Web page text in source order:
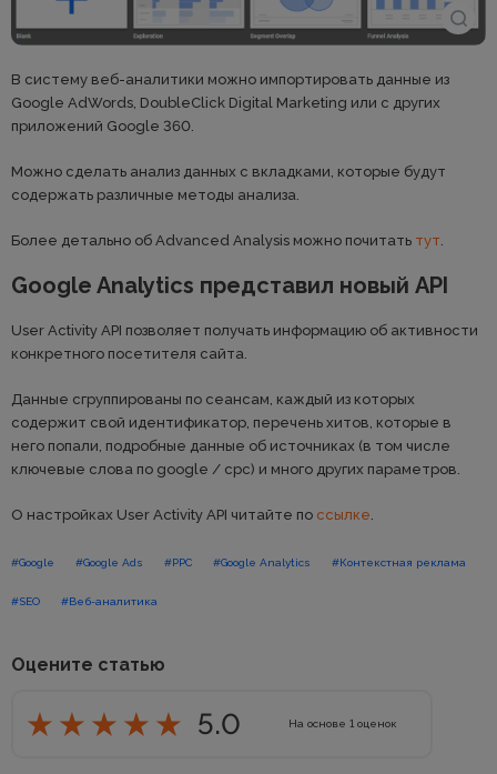
В систему веб-аналитики можно импортировать данные из
Google AdWords, DoubleClick Digital Marketing или с других
приложений Google 360.
Можно сделать анализ данных с вкладками, которые будут
содержать различные методы анализа.
Более детально об Advanced Analysis можно почитать тут.
Google Analytics представил новый API
User Activity API позволяет получать информацию об активности
конкретного посетителя сайта.
Данные сгруппированы по сеансам, каждый из которых
содержит свой идентификатор, перечень хитов, которые в
него попали, подробные данные об источниках (в том числе
ключевые слова по google / cpc) и много других параметров.
О настройках User Activity API читайте по ссылке.
#Google #Google Ads #PPC #Google Analytics #Контекстная реклама
#SEO #Веб-аналитика
Оцените статью
5.0 На основе 1 оценок